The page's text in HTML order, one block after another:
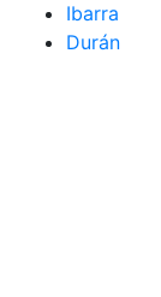
Ibarra
Durán